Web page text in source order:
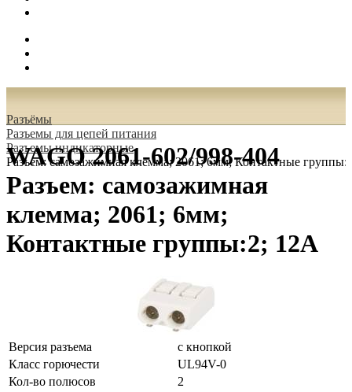
Разъёмы
Разъeмы для цепей питания
Разъемы индикаторные
Разъем: самозажимная клемма; 2061; 6мм; Контактные
WAGO 2061-602/998-404
Разъем: самозажимная
клемма; 2061; 6мм;
Контактные группы:2; 12А
Версия разъема
с кнопкой
Класс горючести
UL94V-0
Кол-во полюсов
2